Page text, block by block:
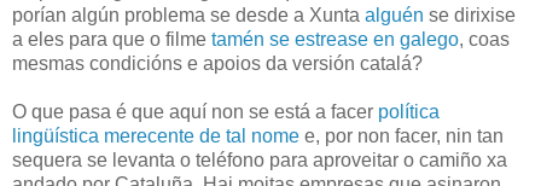
porían algún problema se desde a Xunta alguén se dirixise
a eles para que o filme tamén se estrease en galego, coas
mesmas condicións e apoios da versión catalá?
O que pasa é que aquí non se está a facer política
lingüística merecente de tal nome e, por non facer, nin tan
sequera se levanta o teléfono para aproveitar o camiño xa